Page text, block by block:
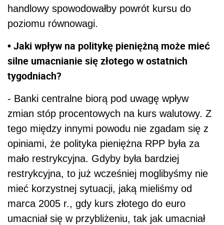
handlowy spowodowałby powrót kursu do
poziomu równowagi.
• Jaki wpływ na politykę pieniężną może mieć
silne umacnianie się złotego w ostatnich
tygodniach?
- Banki centralne biorą pod uwagę wpływ
zmian stóp procentowych na kurs walutowy. Z
tego między innymi powodu nie zgadam się z
opiniami, że polityka pieniężna RPP była za
mało restrykcyjna. Gdyby była bardziej
restrykcyjna, to już wcześniej moglibyśmy nie
mieć korzystnej sytuacji, jaką mieliśmy od
marca 2005 r., gdy kurs złotego do euro
umacniał się w przybliżeniu, tak jak umacniał